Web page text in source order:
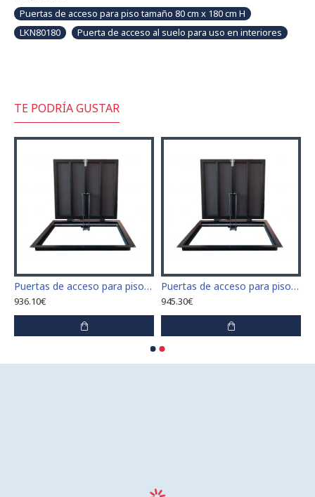
Puertas de acceso para piso tamaño 80 cm x 180 cm H
LKN80180
Puerta de acceso al suelo para uso en interiores
TE PODRÍA GUSTAR
Puertas de acceso para piso tamaño 60 cm x 70 cm "H"
936.10€
Puertas de acceso para piso tamaño 60 cm x 80 cm "H"
945.30€